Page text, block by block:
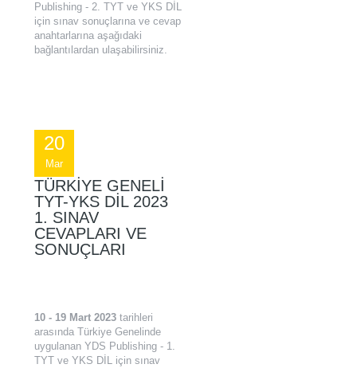
Publishing - 2. TYT ve YKS DİL
için sınav sonuçlarına ve cevap
anahtarlarına aşağıdaki
bağlantılardan ulaşabilirsiniz.
20
Mar
TÜRKIYE GENELI
TYT-YKS DİL 2023
1. SINAV
CEVAPLARI VE
SONUÇLARI
10 - 19 Mart 2023 tarihleri
arasında Türkiye Genelinde
uygulanan YDS Publishing - 1.
TYT ve YKS DİL için sınav